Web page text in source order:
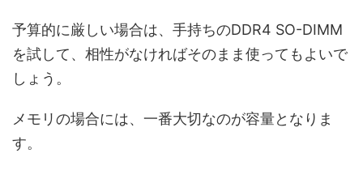
予算的に厳しい場合は、手持ちのDDR4 SO-DIMM
を試して、相性がなければそのまま使ってもよいで
しょう。
メモリの場合には、一番大切なのが容量となりま
す。